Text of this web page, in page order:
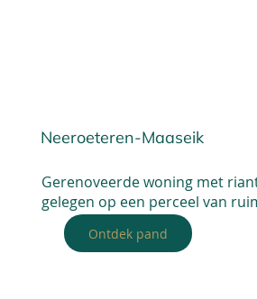
Neeroeteren-Maaseik
Gerenoveerde woning met
gelegen op een perceel van
Ontdek pand